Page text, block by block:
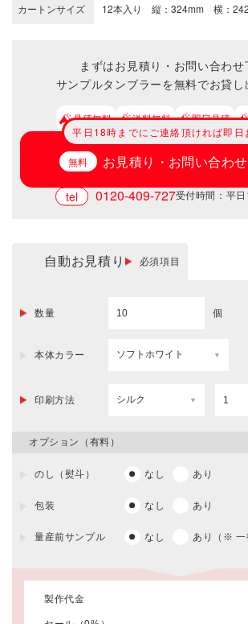
カートンサイズ 12本入り 縦：324mm 横：
まずはお見積り・お問い合わせ
サンプルタンブラーを無料でお貸し
見積無料 送料無料 即日見積
お見積り・お問い合わ
平日18時までにご連絡頂ければ即日
0120-409-727受付時間：平
自動お見積り 必須項目
数量 個
本体カラー
印刷方法
オプション（有料）
のし（熨斗） なし あり
包装 なし あり
量産前サンプル なし あり（※ 一
製作代金